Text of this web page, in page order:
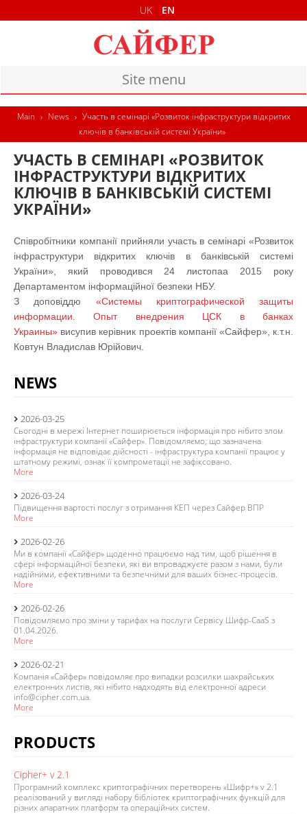
UK EN
Site menu
MAIN
PRODUCTS
DOCUMENTS
CONTACTS
Main › News › Участь в семінарі «Розвиток інфраструктури відкритих
ключів в банківській системі України»
УЧАСТЬ В СЕМІНАРІ «РОЗВИТОК
ІНФРАСТРУКТУРИ ВІДКРИТИХ
КЛЮЧІВ В БАНКІВСЬКІЙ СИСТЕМІ
УКРАЇНИ»
Співробітники компанії прийняли участь в семінарі «Розвиток
інфраструктури відкритих ключів в банківській системі
України», який проводився 24 листопаа 2015 року
Департаментом інформаційної безпеки НБУ.
З доповіддю «Системы криптографической защиты
информации. Опыт внедрения ЦСК в банках
Украины» висупив керівник проектів компанії «Сайфер», к.т.н.
Ковтун Владислав Юрійович.
NEWS
2026-03-25
Сьогодні в мережі Інтернет поширюється інформація про нібито злом
інфраструктури компанії «Сайфер». Повідомляємо, що зазначена
інформація не відповідає дійсності - інфраструктура компанії працює у
штатному режимі, ознак її компрометації не зафіксовано.
More
2026-03-24
Підвищення вартості послуг з отримання КЕП через Сайфер ВПР
More
2026-02-26
Ми в компанії «Сайфер» щоденно працюємо над тим, щоб рішення в
сфері інформаційної безпеки, які ви впроваджуєте разом з нами, були
надійними, ефективними та безпечними для ваших бізнес-процесів.
More
2026-02-26
Повідомляємо про зміни у тарифах на послуги Сервісу Шифр-CaaS з
01.04.2026.
More
2026-02-21
Компанія «Сайфер» повідомляє про випадки розсилки шахрайських
електронних листів, які нібито надходять від електронної адреси
info@cipher.com.ua.
More
PRODUCTS
Cipher+ v 2.1
Програмний комплекс криптографічних перетворень «Шифр+» v 2.1
реалізований у вигляді набору бібліотек криптографічних функцій для
різних апаратних платформ та операційних систем.